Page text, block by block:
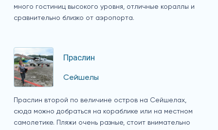
много гостиниц высокого уровня, отличные кораллы и
сравнительно близко от аэропорта.
Праслин
Сейшелы
Праслин второй по величине остров на Сейшелах,
сюда можно добраться на кораблике или на местном
самолетике. Пляжи очень разные, стоит внимательно